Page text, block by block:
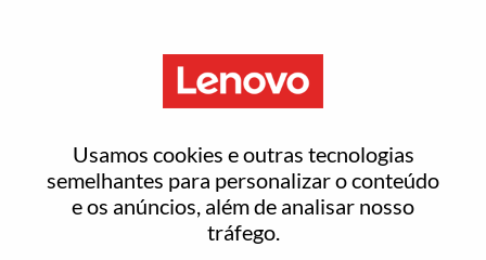
Usamos cookies e outras tecnologias
semelhantes para personalizar o conteúdo
e os anúncios, além de analisar nosso
tráfego.
Redefinir senha
Tem certeza que deseja redefinir sua